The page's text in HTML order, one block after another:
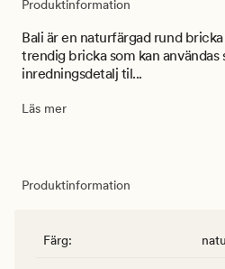
Produktinformation
Bali är en naturfärgad rund
trendig bricka som kan användas
inredningsdetalj til...
Läs mer
Produktinformation
Färg: